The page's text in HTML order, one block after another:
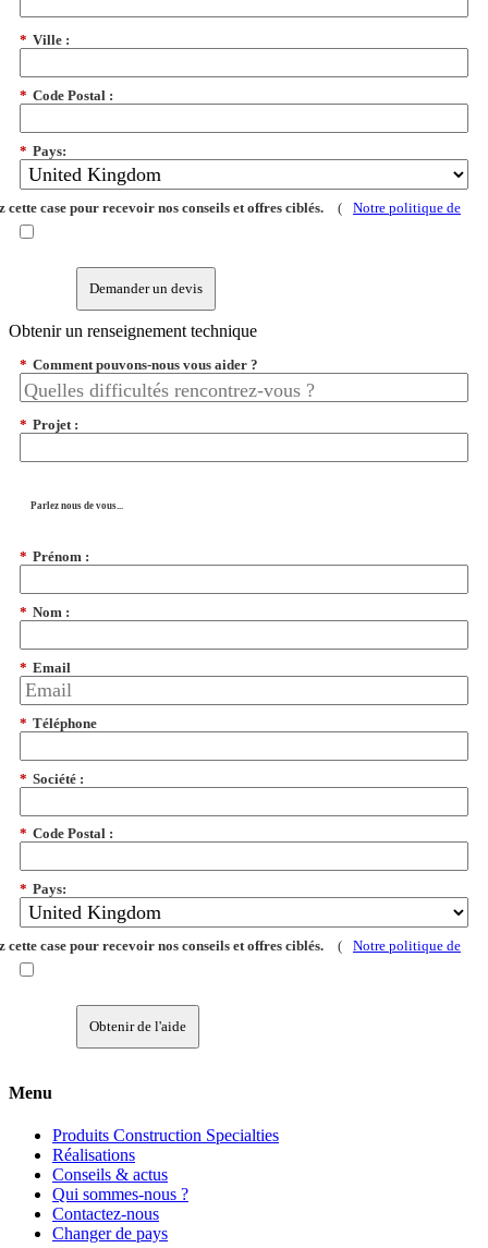
* Ville :
* Code Postal :
* Pays:
cette case pour recevoir nos conseils et offres ciblés. ( Notre politique de
Demander un devis
Obtenir un renseignement technique
* Comment pouvons-nous vous aider ?
* Projet :
Parlez nous de vous...
* Prénom :
* Nom :
* Email
* Téléphone
* Société :
* Code Postal :
* Pays:
cette case pour recevoir nos conseils et offres ciblés. ( Notre politique de
Obtenir de l'aide
Menu
Produits Construction Specialties
Réalisations
Conseils & actus
Qui sommes-nous ?
Contactez-nous
Changer de pays